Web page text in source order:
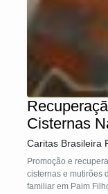
Cisternas
Caritas Brasileira
Promoção e
cisternas e mutirões
familiar em Paim